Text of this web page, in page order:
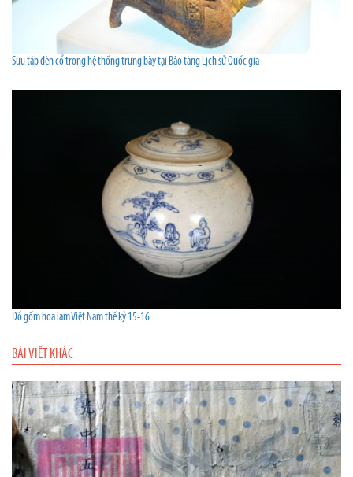
Sưu tập đèn cổ trong hệ thống trưng bày tại Bảo tàng Lịch sử Quốc gia
Đồ gốm hoa lam Việt Nam thế kỷ 15-16
BÀI VIẾT KHÁC